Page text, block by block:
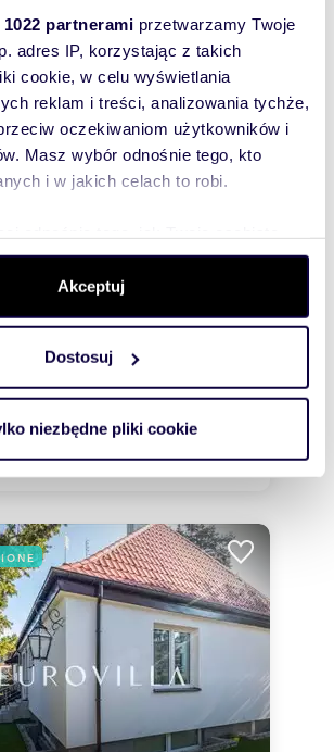
partnerami przetwarzamy Twoje
adres IP, korzystając z takich
cookie, w celu wyświetlania
reklam i treści, analizowania tychże,
oczekiwaniom użytkowników i
Masz wybór odnośnie tego, kto
i w jakich celach to robi.
oraz ustaw własne preferencje w
. W Deklaracji plików cookie możesz
swoją zgodę w dowolnej chwili.
pliki cookie do spersonalizowania treści
funkcje społecznościowe i
witryny, udostępniamy partnerom
Ciebie lub uzyskanymi podczas
usług.
Akceptuj
Dostosuj
niezbędne pliki cookie
0,0256ha 5 13 591zł/m
zł
Mokotów, Służew
SPRZEDAŻY BARDZO ATRAKCYJNĄ
-SEGMENT ŚRODKOWY O POW
O POW 256M2- W